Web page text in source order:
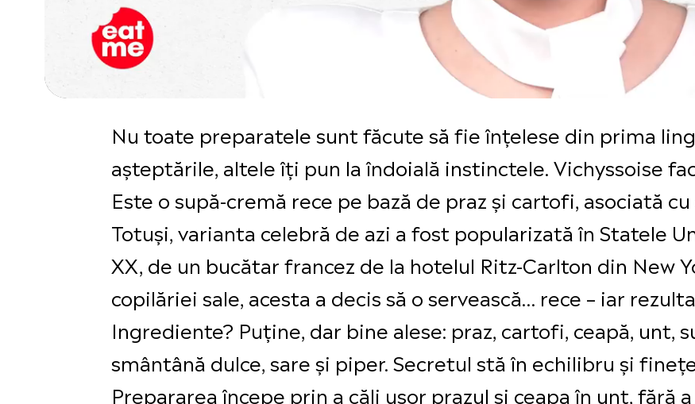
Nu toate preparatele sunt făcute să fie înțelese din prima
așteptările, altele îți pun la îndoială instinctele. Vichyssoise
Este o supă-cremă rece pe bază de praz și cartofi, asociată
Totuși, varianta celebră de azi a fost popularizată în Statele
XX, de un bucătar francez de la hotelul Ritz-Carlton din New
copilăriei sale, acesta a decis să o servească… rece – iar
Ingrediente? Puține, dar bine alese: praz, cartofi, ceapă, unt,
smântână dulce, sare și piper. Secretul stă în echilibru și
Prepararea începe prin a căli ușor prazul și ceapa în unt, fără